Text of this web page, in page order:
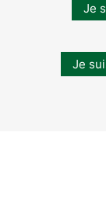
Je
Je